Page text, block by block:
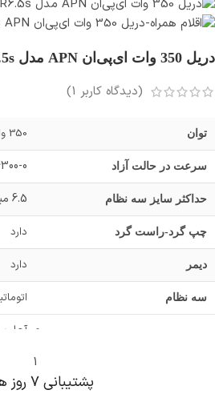
دریل 350‌ وات ای‌پی‌ان APN مدل DR6.5s
(دیدگاه کاربر 1
)
توان 350 وات
سرعت در حالت آزاد 4300-0 دور در
حداکثر سایز سه نظام 6.5 میلیمتر
چپ گرد-راست گرد دارد
دیمر دارد
سه نظام
آچار
مجهز
1
پشتیبانی ۷ روز ﻫﻔﺘﻪ